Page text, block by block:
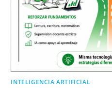
INTELIGENCIA ARTIFICIAL